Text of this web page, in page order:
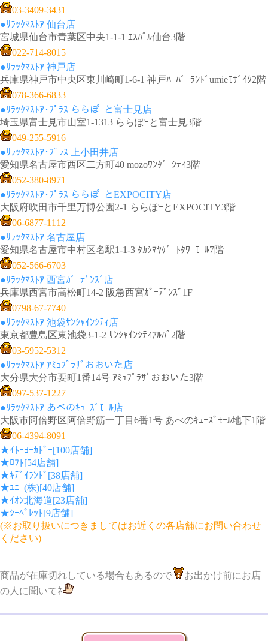
03-3409-3431
●ﾘﾗｯｸﾏｽﾄｱ 仙台店
宮城県仙台市青葉区中央1-1-1 ｴｽﾊﾟﾙ仙台3階
022-714-8015
●ﾘﾗｯｸﾏｽﾄｱ 神戸店
兵庫県神戸市中央区東川崎町1-6-1 神戸ﾊｰﾊﾞｰﾗﾝﾄﾞumieﾓｻﾞｲｸ2階
078-366-6833
●ﾘﾗｯｸﾏｽﾄｱ･ﾌﾟﾗｽ ららぽｰと富士見店
埼玉県富士見市山室1-1313 ららぽｰと富士見3階
049-255-5916
●ﾘﾗｯｸﾏｽﾄｱ･ﾌﾟﾗｽ 上小田井店
愛知県名古屋市西区二方町40 mozoﾜﾝﾀﾞｰｼﾃｨ3階
052-380-8971
●ﾘﾗｯｸﾏｽﾄｱ･ﾌﾟﾗｽ ららぽｰとEXPOCITY店
大阪府吹田市千里万博公園2-1 ららぽｰとEXPOCITY3階
06-6877-1112
●ﾘﾗｯｸﾏｽﾄｱ 名古屋店
愛知県名古屋市中村区名駅1-1-3 ﾀｶｼﾏﾔｹﾞｰﾄﾀﾜｰﾓｰﾙ7階
052-566-6703
●ﾘﾗｯｸﾏｽﾄｱ 西宮ｶﾞｰﾃﾞﾝｽﾞ店
兵庫県西宮市高松町14-2 阪急西宮ｶﾞｰﾃﾞﾝｽﾞ1F
0798-67-7740
●ﾘﾗｯｸﾏｽﾄｱ 池袋ｻﾝｼｬｲﾝｼﾃｨ店
東京都豊島区東池袋3-1-2 ｻﾝｼｬｲﾝｼﾃｨｱﾙﾊﾟ2階
03-5952-5312
●ﾘﾗｯｸﾏｽﾄｱ ｱﾐｭﾌﾟﾗｻﾞおおいた店
大分県大分市要町1番14号 ｱﾐｭﾌﾟﾗｻﾞおおいた3階
097-537-1227
●ﾘﾗｯｸﾏｽﾄｱ あべのｷｭｰｽﾞﾓｰﾙ店
大阪市阿倍野区阿倍野筋一丁目6番1号 あべのｷｭｰｽﾞﾓｰﾙ地下1階
06-4394-8091
★ｲﾄｰﾖｰｶﾄﾞｰ[100店舗]
★ﾛﾌﾄ[54店舗]
★ｷﾃﾞｲﾗﾝﾄﾞ[38店舗]
★ﾕﾆｰ(株)[40店舗]
★ｲｵﾝ北海道[23店舗]
★ｼｰﾍﾞﾚｯﾄ[9店舗]
(※お取り扱いにつきましてはお近くの各店舗にお問い合わせ
ください)
商品が在庫切れしている場合もあるので
お出かけ前にお店
の人に聞いてﾈ